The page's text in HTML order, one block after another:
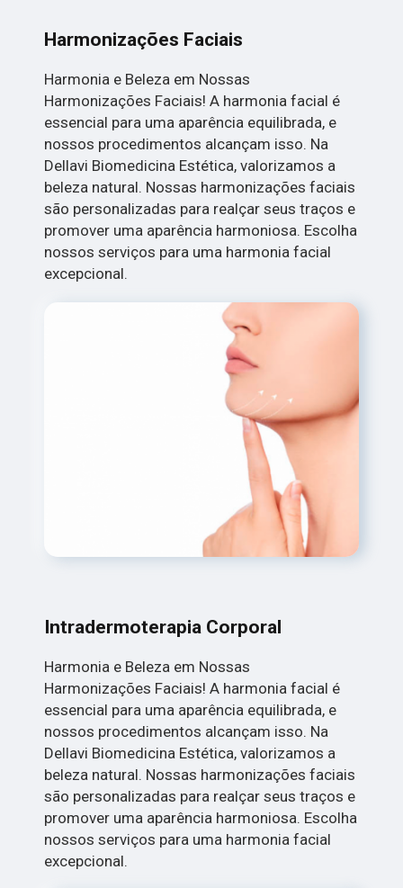
Harmonizações Faciais
Harmonia e Beleza em Nossas
Harmonizações Faciais! A harmonia facial é
essencial para uma aparência equilibrada, e
nossos procedimentos alcançam isso. Na
Dellavi Biomedicina Estética, valorizamos a
beleza natural. Nossas harmonizações faciais
são personalizadas para realçar seus traços e
promover uma aparência harmoniosa. Escolha
nossos serviços para uma harmonia facial
excepcional.
Intradermoterapia Corporal
Harmonia e Beleza em Nossas
Harmonizações Faciais! A harmonia facial é
essencial para uma aparência equilibrada, e
nossos procedimentos alcançam isso. Na
Dellavi Biomedicina Estética, valorizamos a
beleza natural. Nossas harmonizações faciais
são personalizadas para realçar seus traços e
promover uma aparência harmoniosa. Escolha
nossos serviços para uma harmonia facial
excepcional.